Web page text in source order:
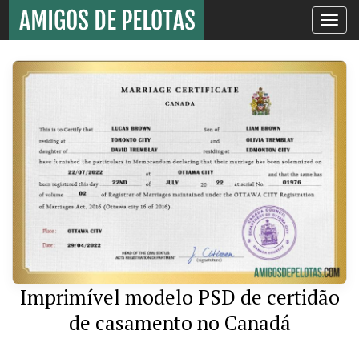
Toggle
Imprimível modelo PSD de certidão
de casamento no Canadá